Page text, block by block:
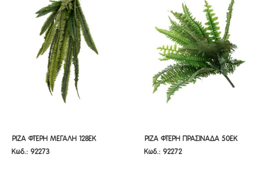
ΡΙΖΑ ΦΤΕΡΗ ΜΕΓΑΛΗ 128ΕΚ
ΡΙΖΑ ΦΤΕΡΗ ΜΕΓΑΛΗ 128ΕΚ
Κωδ.: 92273
ΡΙΖΑ ΦΤΕΡΗ ΠΡΑΣΙΝΑΔΑ 50ΕΚ
ΡΙΖΑ ΦΤΕΡΗ ΠΡΑΣΙΝΑΔΑ 50ΕΚ
Κωδ.: 92272